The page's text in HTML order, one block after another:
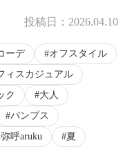
投稿日： 2026.04.10
ーデ
オフスタイル
ィスカジュアル
ク
大人
パンプス
呼aruku 夏